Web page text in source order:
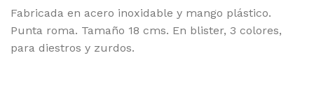
Fabricada en acero inoxidable y mango plástico.
Punta roma. Tamaño 18 cms. En blister, 3 colores,
para diestros y zurdos.